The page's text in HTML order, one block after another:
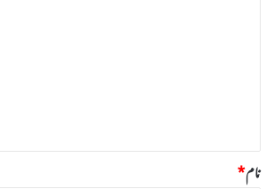
نام*